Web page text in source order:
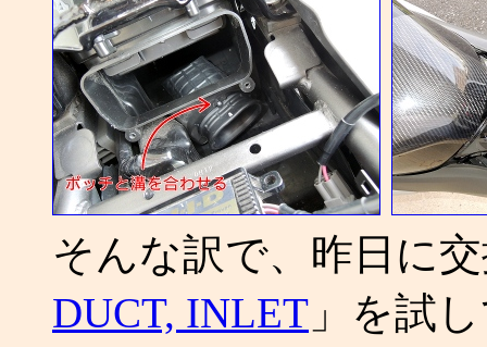
そんな訳で、昨日に
DUCT, INLET 」を試